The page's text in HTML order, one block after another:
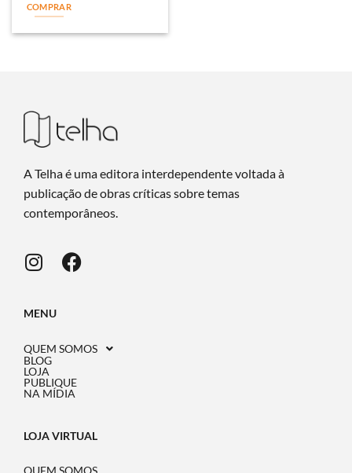
COMPRAR
A Telha é uma editora interdependente voltada à
publicação de obras críticas sobre temas
contemporâneos.
MENU
QUEM SOMOS
BLOG
LOJA
PUBLIQUE
NA MÍDIA
LOJA VIRTUAL